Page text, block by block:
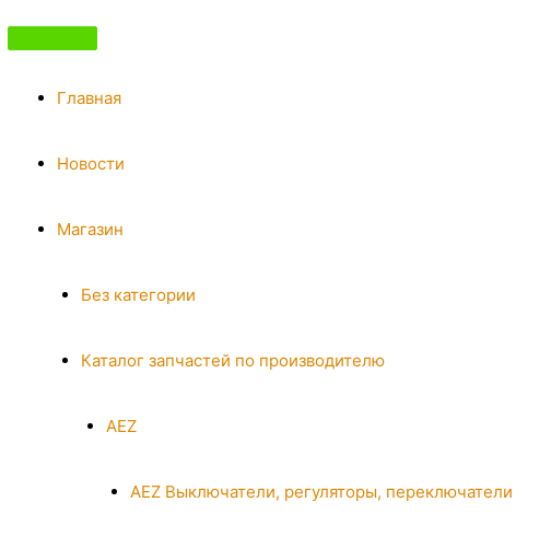
Главная
Новости
Магазин
Без категории
Каталог запчастей по производителю
AEZ
AEZ Выключатели, регуляторы, переключатели